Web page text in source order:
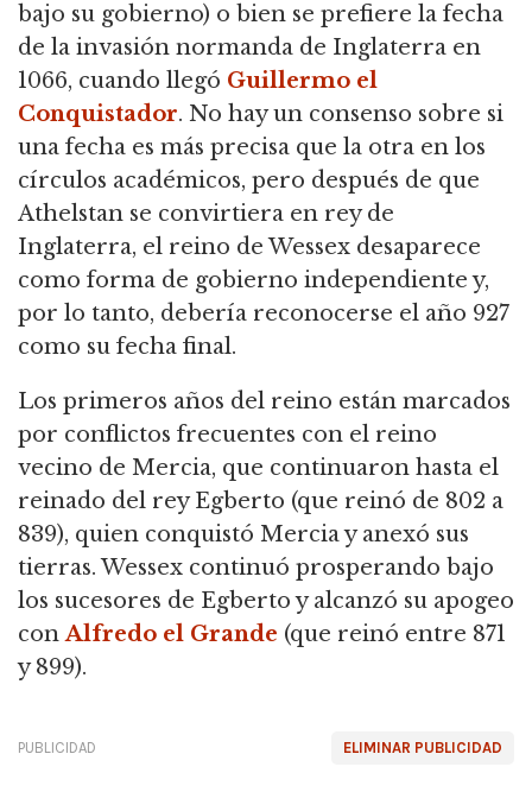
bajo su gobierno) o bien se prefiere la fecha
de la invasión normanda de Inglaterra en
1066, cuando llegó Guillermo el
Conquistador. No hay un consenso sobre si
una fecha es más precisa que la otra en los
círculos académicos, pero después de que
Athelstan se convirtiera en rey de
Inglaterra, el reino de Wessex desaparece
como forma de gobierno independiente y,
por lo tanto, debería reconocerse el año 927
como su fecha final.
Los primeros años del reino están marcados
por conflictos frecuentes con el reino
vecino de Mercia, que continuaron hasta el
reinado del rey Egberto (que reinó de 802 a
839), quien conquistó Mercia y anexó sus
tierras.Wessex continuó prosperando bajo
los sucesores de Egberto y alcanzó su apogeo
conAlfredo el Grande (que reinó entre 871
y 899).
ELIMINAR PUBLICIDAD
PUBLICIDAD